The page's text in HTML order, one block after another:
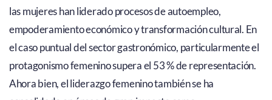
las mujeres han liderado procesos de autoempleo,
empoderamiento económico y transformación cultural. En
el caso puntual del sector gastronómico, particularmente el
protagonismo femenino supera el 53 % de representación.
Ahora bien, el liderazgo femenino también se ha